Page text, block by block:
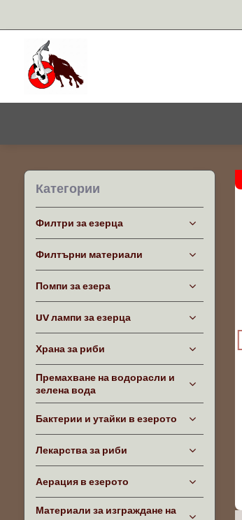
Категории
Филтри за езерца
Филтърни материали
Помпи за езера
UV лампи за езерца
Храна за риби
Премахване на водорасли и
зелена вода
Бактерии и утайки в езерото
Лекарства за риби
Аерация в езерото
Материали за изграждане на